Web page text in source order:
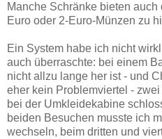
Manche Schränke bieten
Euro oder 2-Euro-Münzen zu
Ein System habe ich nicht
auch überraschte: bei einem
nicht allzu lange her ist - und
eher kein Problemviertel -
bei der Umkleidekabine
beiden Besuchen musste ich
wechseln, beim dritten und